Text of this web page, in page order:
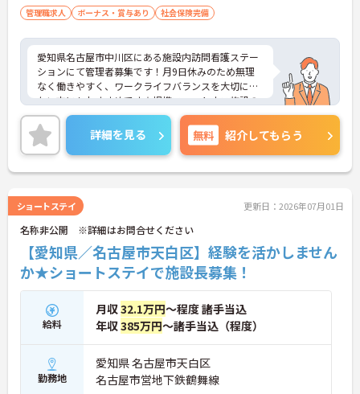
管理職求人 ボーナス・賞与あり 社会保険完備
愛知県名古屋市中川区にある施設内訪問看護ステー
ションにて管理者募集です！月9日休みのため無理
なく働きやすく、ワークライフバランスを大切にし
たい方にもおすすめです☆提携フィットネス施設の
利用も可能で、健康づくりやリフレッシュをしなが
ら活躍できる環境が整っています♪ご興味のある方
には、面接対策ポイントなど、さらに詳細をご案内
しますのでお気軽にご相談ください！
詳細を見る 無料 紹介してもらう
ショートステイ 更新日：2026年07月01日
名称非公開 ※詳細はお問合せください
【愛知県／名古屋市天白区】経験を活かしません
か★ショートステイで施設長募集！
給料
月収32.1万円～程度 諸手当込
年収385万円～諸手当込（程度）
勤務地
愛知県 名古屋市天白区
名古屋市営地下鉄鶴舞線